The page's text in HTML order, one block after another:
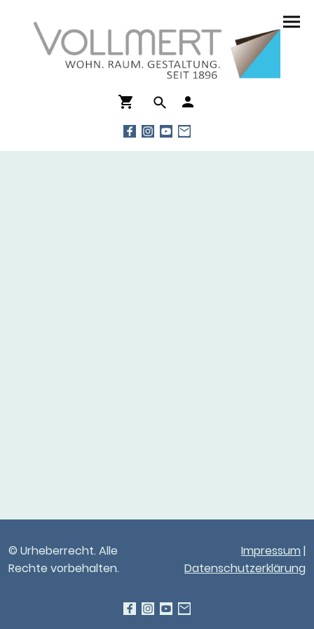
© Urheberrecht. Alle
Rechte vorbehalten.
Impressum |
Datenschutzerklärung